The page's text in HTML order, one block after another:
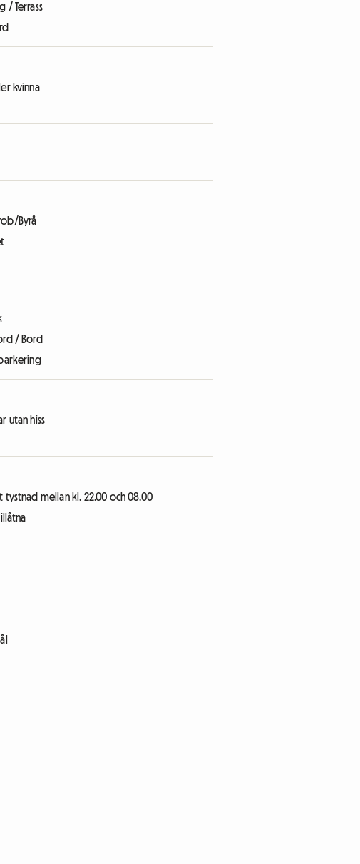
/ Terrass
kvinna
Byrå
/ Bord
utan hiss
tystnad mellan kl. 22.00 och 08.00